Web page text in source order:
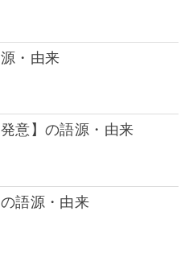
・由来
意】の語源・由来
語源・由来